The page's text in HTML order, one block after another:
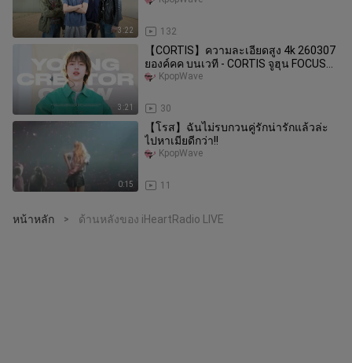
3:22 132
3:21
【CORTIS】ความละเอียดสูง 4k 260307
ยองค์คค บนเวที - CORTIS จูฮุน FOCUS
CAM 2 มัลติแคม
30
KpopWave
0:15
【โรส】ฉันไม่รบกวนคู่รักน่ารักแล้วล่ะ
ไปหาเมียดีกว่า!!
11
KpopWave
หน้าหลัก > ด้านหลังของ iHeartRadio LIVE